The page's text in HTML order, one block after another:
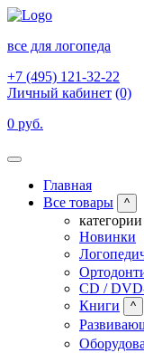
все для логопеда
+7 (495) 121-32-22
Личный кабинет (0)
0 руб.
Главная
Все товары
^
категории
Новинки
CD /
Книги
^